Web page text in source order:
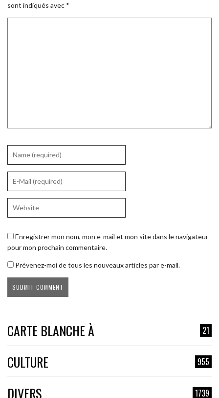
sont indiqués avec *
Enregistrer mon nom, mon e-mail et mon site dans le navigateur
pour mon prochain commentaire.
Prévenez-moi de tous les nouveaux articles par e-mail.
CARTE BLANCHE À 21
CULTURE 955
DIVERS 1739